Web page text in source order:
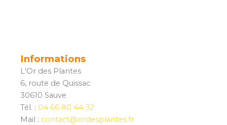
Informations
L'Or des Plantes
6, route de Quissac
30610 Sauve
Tél. : 04 66 80 44 32
Mail : contact@ordesplantes.fr